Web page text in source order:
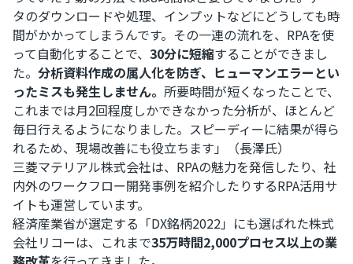
タのダウンロードや処理、インプットなどにどうしても時
間がかかってしまうんです。その一連の流れを、RPAを使
って自動化することで、 30分に短縮することができまし
た。 分析資料作成の属人化を防ぎ、ヒューマンエラーとい
ったミスも発生しません。 所要時間が短くなったことで、
これまでは月2回程度しかできなかった分析が、ほとんど
毎日行えるようになりました。スピーディーに結果が得ら
れるため、現場改善にも役立ちます」（長澤氏）
三菱マテリアル株式会社は、RPAの魅力を発信したり、社
内外のワークフロー開発事例を紹介したりするRPA活用サ
イトも運営しています。
経済産業省が選定する「DX銘柄2022」にも選ばれた株式
会社リコーは、これまで35万時間2,000プロセス以上の業